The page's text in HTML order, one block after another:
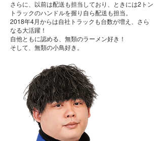
さらに、以前は配送も担当しており、ときには2トン
トラックのハンドルを握り自ら配送も担当。
2018年4月からは自社トラックも台数が増え、さら
なる大活躍！
自他ともに認める、無類のラーメン好き！
​そして、無類の小鳥好き。